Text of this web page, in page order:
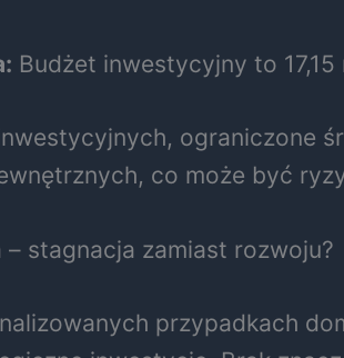
Budżet inwestycyjny to
ograniczone
co może być
stagnacja zamiast rozwoju?
przypadkach